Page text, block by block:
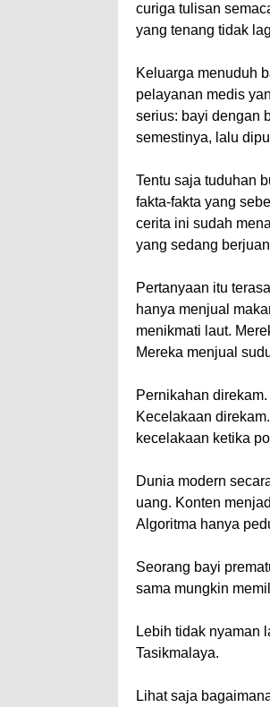
curiga tulisan
yang tenang tidak
Keluarga menuduh
pelayanan medis
serius: bayi dengan
semestinya, lalu
Tentu saja tuduhan
fakta-fakta yang
cerita ini sudah
yang sedang
Pertanyaan itu
hanya menjual
menikmati laut.
Mereka menjual
Pernikahan direkam.
Kecelakaan
kecelakaan ketika
Dunia modern
uang. Konten
Algoritma hanya
Seorang bayi
sama mungkin
Lebih tidak nyaman
Tasikmalaya.
Lihat saja